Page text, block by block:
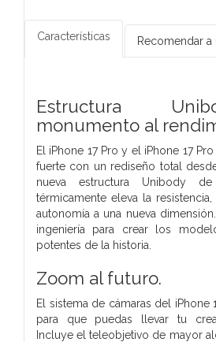
Características Recomendar a
Estructura
monumento al
El iPhone 17 Pro y el iPhone 17
fuerte con un rediseño total
nueva estructura Unibody
térmicamente eleva la
autonomía a una nueva
ingeniería para crear los
potentes de la historia.
Zoom al futuro.
El sistema de cámaras del iPhone
para que puedas llevar tu
Incluye el teleobjetivo de mayor